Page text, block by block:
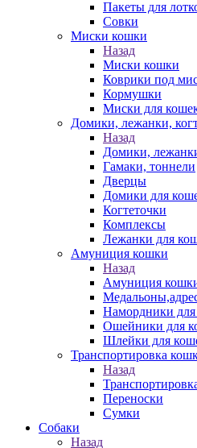
Пакеты для
Совки
Миски кошки
Назад
Миски кошки
Коврики под
Кормушки
Миски для
Домики, лежанки,
Назад
Домики,
Гамаки, тоннели
Дверцы
Домики для
Когтеточки
Комплексы
Лежанки для
Амуниция кошки
Назад
Амуниция
Намордники
Ошейники для
Шлейки для
Транспортировка
Назад
Переноски
Сумки
Собаки
Назад